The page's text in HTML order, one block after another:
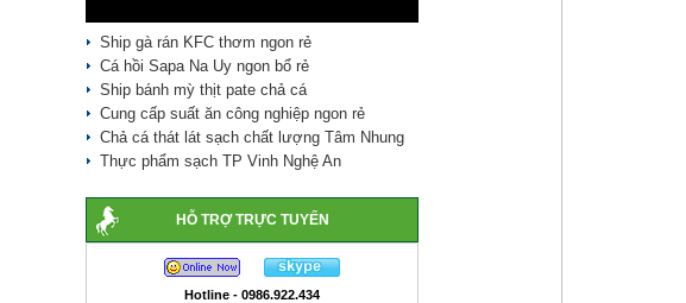
Ship gà rán KFC thơm ngon rẻ
Cá hồi Sapa Na Uy ngon bổ rẻ
Ship bánh mỳ thịt pate chả cá
Cung cấp suất ăn công nghiệp ngon rẻ
Chả cá thát lát sạch chất lượng Tâm Nhung
Thực phẩm sạch TP Vinh Nghệ An
HỖ TRỢ TRỰC TUYẾN
Hotline - 0986.922.434